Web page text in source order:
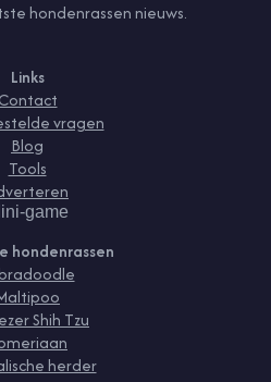
hondenrassen nieuws.
Links
Contact
vragen
Blog
Tools
game
hondenrassen
Shih Tzu
herder